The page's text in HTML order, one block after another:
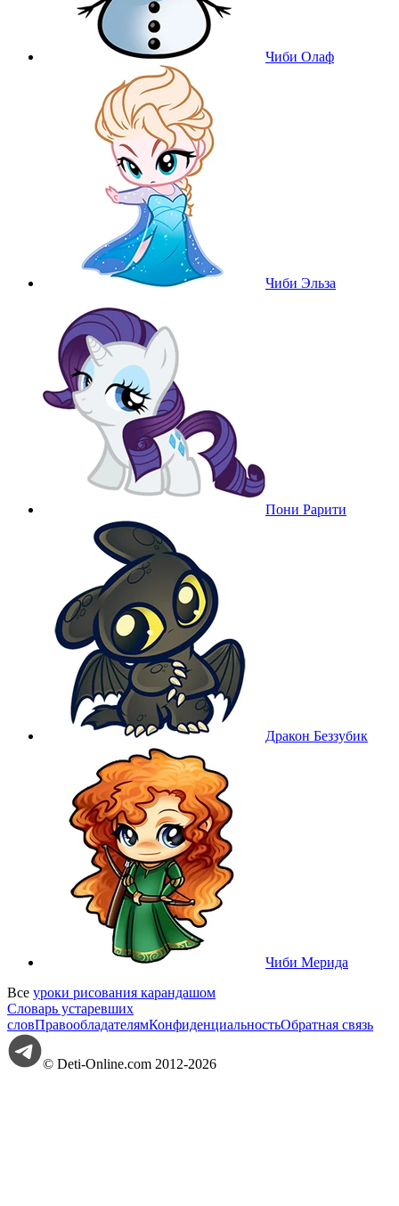
Чиби Олаф
Чиби Эльза
Пони Рарити
Дракон Беззубик
Чиби Мерида
Все уроки рисования карандашом
Словарь устаревших
словПравообладателямКонфиденциальностьОбратная связь
© Deti-Online.com 2012-2026